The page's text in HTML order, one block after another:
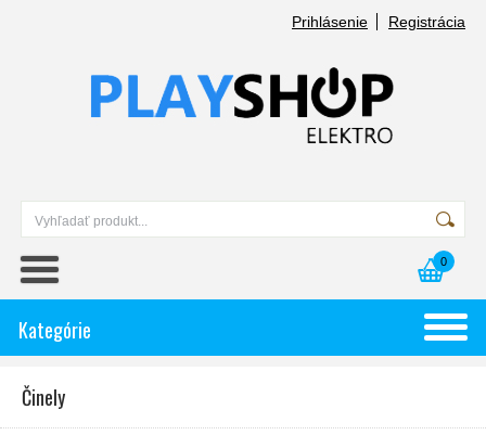
Prihlásenie Registrácia
0
Kategórie
Činely